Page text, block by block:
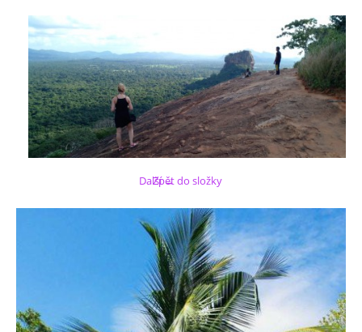
Další →
Zpět do složky